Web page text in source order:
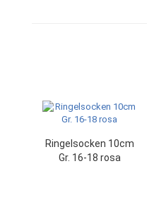
Ringelsocken 10cm
Gr. 16-18 rosa